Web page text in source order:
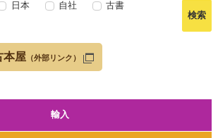
輸入
日本 自社
古書
本屋 （外部リンク）